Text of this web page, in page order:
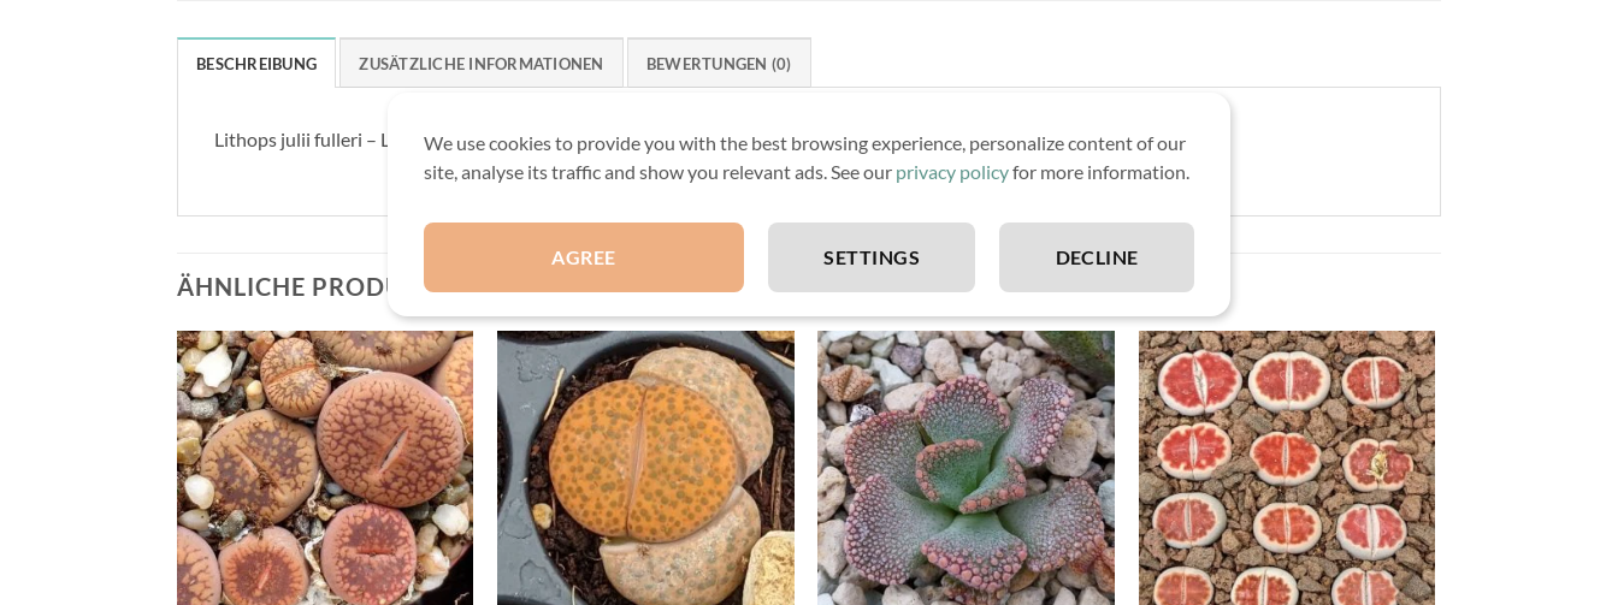
BESCHREIBUNG ZUSÄTZLICHE INFORMATIONEN BEWERTUNGEN (0)
Lithops julii fulleri – Lebende Steine – Pflanzen zum Verkauf.
ÄHNLICHE PRODUKTE
We use cookies to provide you with the best browsing experience, personalize content of our
site, analyse its traffic and show you relevant ads. See our privacy policyfor more information.
AGREE SETTINGS DECLINE